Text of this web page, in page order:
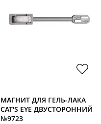
МАГНИТ ДЛЯ ГЕЛЬ-ЛАКА
CAT'S EYE ДВУСТОРОННИЙ
№9723